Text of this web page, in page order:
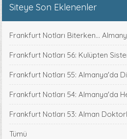
Siteye Son Eklenenler
Frankfurt Notları Biterken...
Frankfurt Notları 56: Kulüpten
Frankfurt Notları 55: Almanya'da
Frankfurt Notları 54: Almanya'da
Frankfurt Notları 53: Alman
Tümü